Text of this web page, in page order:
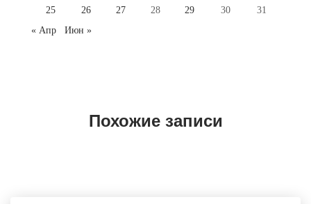
25 26 27 28 29 30
31
« Апр
Июн »
Похожие записи